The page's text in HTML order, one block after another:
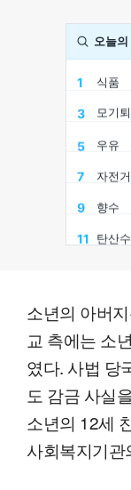
소년의 아버
교 측에는 소
였다. 사법 당
도 감금 사실
소년의 12세
사회복지기관